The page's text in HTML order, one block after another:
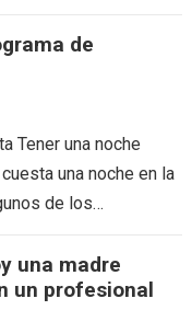
de
Tener una noche
una noche en la
de los
una madre
un profesional